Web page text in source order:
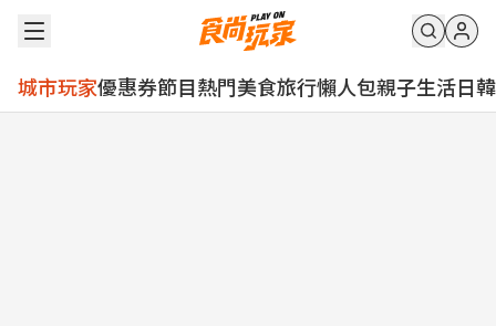
城市玩家優惠券節目熱門美食旅行懶人包親子生活日韓